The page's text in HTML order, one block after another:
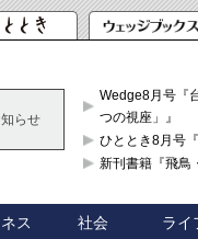
らせ
Wedge8月号『
つの視座」』
ひととき8月号
新刊書籍『飛鳥
ス 社会 ライ